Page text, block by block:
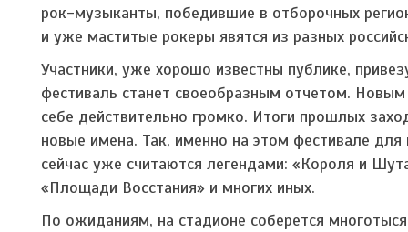
рок-музыканты, победившие в отборочных
и уже маститые рокеры явятся из разных
Участники, уже хорошо известны публике,
фестиваль станет своеобразным отчетом.
себе действительно громко. Итоги прошлых
новые имена. Так, именно на этом фестивале
сейчас уже считаются легендами: «Короля и
«Площади Восстания» и многих иных.
По ожиданиям, на стадионе соберется